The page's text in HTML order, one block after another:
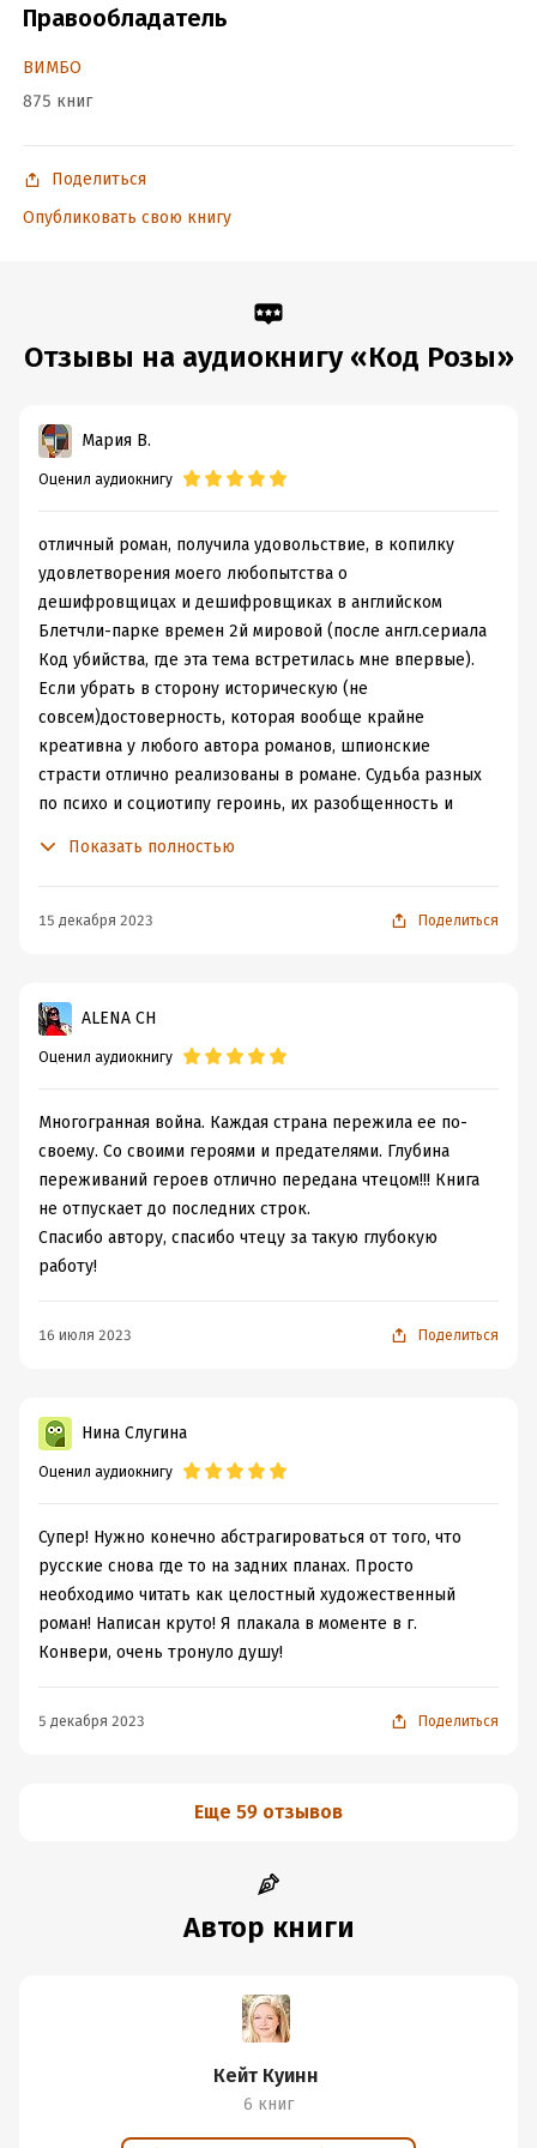
Продюсеры: Вадим Бух, Михаил Литваков
Подробная информация
Год издания:2023
Дата поступления:
Правообладатель
ВИМБО
875 книг
Поделиться
Опубликовать свою книгу
Отзывы на аудиокнигу «Код Розы»
Мария В.
Оценил аудиокнигу
отличный роман, получила удовольствие, в копилку
удовлетворения моего любопытства о
дешифровщицах и дешифровщиках в английском
Блетчли-парке времен 2й мировой (после англ.сериала
Код убийства, где эта тема встретилась мне впервые).
Если убрать в сторону историческую (не
совсем)достоверность, которая вообще крайне
креативна у любого автора романов, шпионские
страсти отлично реализованы в романе. Судьба разных
по психо и социотипу героинь, их разобщенность и
исторические фигуры- это я люблю)), вынужденные,
Если спокойно воспринять несколько затянутых
моментов - слушается легко и прямо затягивает. От
души рекомендую любителям качественных в хорошем
событиях.
Показать полностью
15 декабря 2023 Поделиться
ALENA CH
Оценил аудиокнигу
Многогранная война. Каждая страна пережила ее по-
своему. Со своими героями и предателями. Глубина
переживаний героев отлично передана чтецом!!! Книга
не отпускает до последних строк.
Спасибо автору, спасибо чтецу за такую глубокую
работу!
16 июля 2023 Поделиться
Нина Слугина
Оценил аудиокнигу
Супер! Нужно конечно абстрагироваться от того, что
русские снова где то на задних планах. Просто
необходимо читать как целостный художественный
роман! Написан круто! Я плакала в моменте в г.
Конвери, очень тронуло душу!
5 декабря 2023 Поделиться
Еще 59 отзывов
Автор книги
Кейт Куинн
6 книг